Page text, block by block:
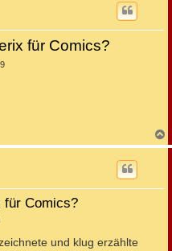
für Comics?
a
für Comics?
und klug erzählte